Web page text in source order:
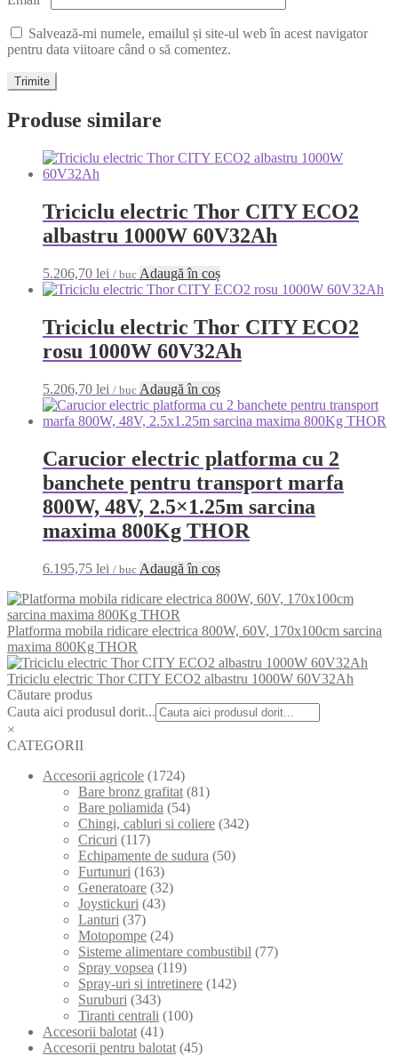
Salvează-mi numele, emailul și site-ul web în acest navigator
pentru data viitoare când o să comentez.
Produse similare
Triciclu electric Thor CITY ECO2
albastru 1000W 60V32Ah
5.206,70 lei / buc Adaugă în coș
Triciclu electric Thor CITY ECO2
rosu 1000W 60V32Ah
5.206,70 lei / buc Adaugă în coș
Carucior electric platforma cu 2
banchete pentru transport marfa
800W, 48V, 2.5×1.25m sarcina
maxima 800Kg THOR
6.195,75 lei / buc Adaugă în coș
Platforma mobila ridicare electrica 800W, 60V, 170x100cm sarcina
maxima 800Kg THOR
Triciclu electric Thor CITY ECO2 albastru 1000W 60V32Ah
Căutare produs
Cauta aici produsul dorit...
×
CATEGORII
Accesorii agricole (1724)
Bare bronz grafitat (81)
Bare poliamida (54)
Chingi, cabluri si coliere (342)
Cricuri (117)
Echipamente de sudura (50)
Furtunuri (163)
Generatoare (32)
Joystickuri (43)
Lanturi (37)
Motopompe (24)
Sisteme alimentare combustibil (77)
Spray vopsea (119)
Spray-uri si intretinere (142)
Suruburi (343)
Tiranti centrali (100)
Accesorii balotat (41)
Accesorii pentru balotat (45)